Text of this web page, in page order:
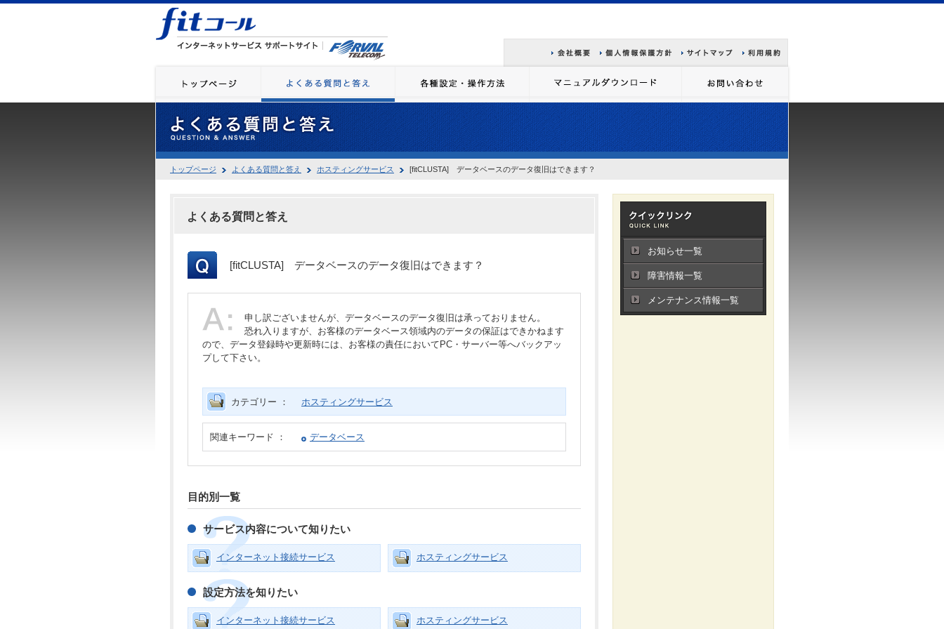
トップページ よくある質問と答え ホスティングサービス [fitCLUSTA] データベースのデータ復旧はできます？
よくある質問と答え
[fitCLUSTA] データベースのデータ復旧はできます？
申し訳ございませんが、データベースのデータ復旧は承っておりません。
恐れ入りますが、お客様のデータベース領域内のデータの保証はできかねます
ので、データ登録時や更新時には、お客様の責任においてPC・サーバー等へバックアッ
プして下さい。
カテゴリー ： ホスティングサービス
関連キーワード ： データベース
目的別一覧
サービス内容について知りたい
インターネット接続サービス ホスティングサービス
設定方法を知りたい
インターネット接続サービス ホスティングサービス
お知らせ一覧
障害情報一覧
メンテナンス情報一覧